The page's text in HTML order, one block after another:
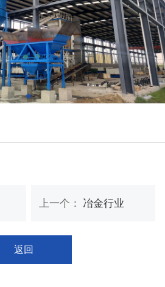
上一个： 冶金行业
返回